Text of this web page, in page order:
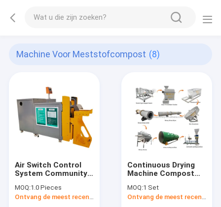
Machine Voor Meststofcompost (8)
Air Switch Control
System Community
Composting Recycler
Composting Machine
MOQ:1.0 Pieces
Ontvang de meest recente Prijs
Continuous Drying
Machine Compost
Line / Organic
Fertilizer Making
MOQ:1 Set
Ontvang de meest recente Prijs